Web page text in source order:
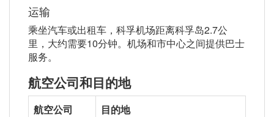
运输
乘坐汽车或出租车，科孚机场距离科孚岛2.7公
里，大约需要10分钟。机场和市中心之间提供巴士
服务。
航空公司和目的地
航空公司
目的地